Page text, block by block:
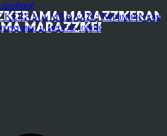
MARAZZI | Керамическая
и мебель, обои